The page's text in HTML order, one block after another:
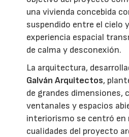
una vivienda concebida
suspendido entre el cielo
experiencia espacial
de calma y desconexión.
La arquitectura,
Galván Arquitectos,
de grandes dimensiones,
ventanales y espacios
interiorismo se centró en
cualidades del proyecto